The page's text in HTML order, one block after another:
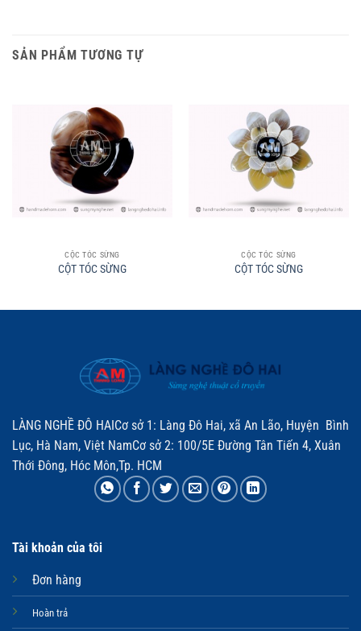
SẢN PHẨM TƯƠNG TỰ
CỘC TÓC SỪNG
CỘT TÓC SỪNG
CỘC TÓC SỪNG
CỘT TÓC SỪNG
LÀNG NGHỀ ĐÔ HAICơ sở 1: Làng Đô Hai, xã An Lão, Huyện Bình
Lục, Hà Nam, Việt NamCơ sở 2: 100/5E Đường Tân Tiến 4, Xuân
Thới Đông, Hóc Môn,Tp. HCM
Tài khoản của tôi
Đơn hàng
Hoàn trả